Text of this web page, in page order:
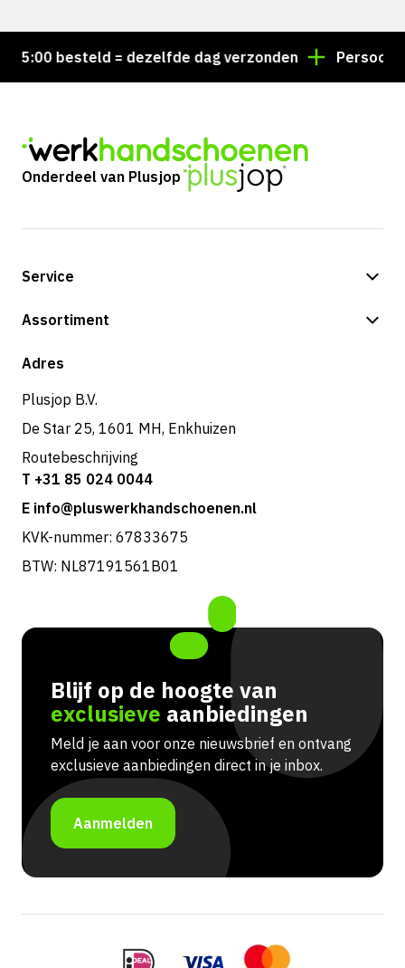
besteld = dezelfde dag verzonden Persoonlijk
Onderdeel van Plusjop
Service
Betalingsmogelijkheden
Retouren & service
Assortiment
Shop
Adres
Plusjop B.V.
De Star 25, 1601 MH, Enkhuizen
Routebeschrijving
T +31 85 024 0044
E info@pluswerkhandschoenen.nl
KVK-nummer: 67833675
BTW: NL87191561B01
Blijf op de hoogte van
exclusieve aanbiedingen
Meld je aan voor onze nieuwsbrief en ontvang
exclusieve aanbiedingen direct in je inbox.
Aanmelden
French
Portuguese